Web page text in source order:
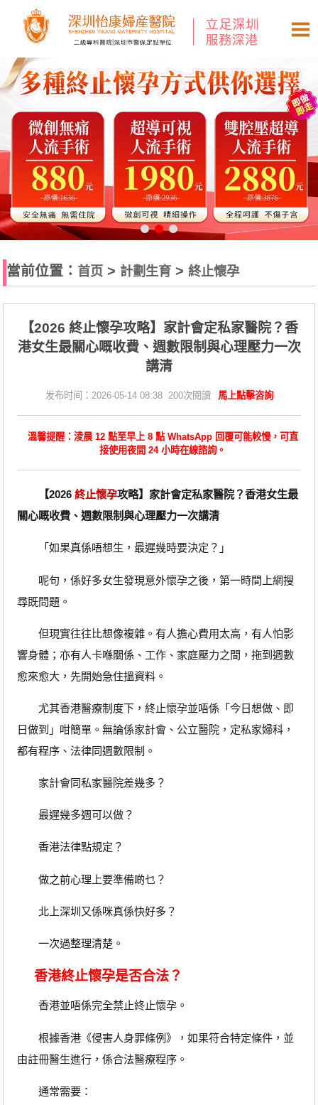
當前位置： 首页 > 計劃生育 >終止懷孕
【2026 終止懷孕攻略】家計會定私家醫院？香
港女生最關心嘅收費、週數限制與心理壓力一次
講清
发布时间：2026-05-14 08:38 200次閱讀 馬上點擊咨詢
溫馨提醒：淩晨 12 點至早上 8 點 WhatsApp 回覆可能較慢，可直
接使用夜間 24 小時在線諮詢。
【2026 終止懷孕攻略】家計會定私家醫院？香港女生最
關心嘅收費、週數限制與心理壓力一次講清
「如果真係唔想生，最遲幾時要決定？」
呢句，係好多女生發現意外懷孕之後，第一時間上網搜
尋既問題。
但現實往往比想像複雜。有人擔心費用太高，有人怕影
響身體；亦有人卡喺關係、工作、家庭壓力之間，拖到週數
愈來愈大，先開始急住搵資料。
尤其香港醫療制度下，終止懷孕並唔係「今日想做、即
日做到」咁簡單。無論係家計會、公立醫院，定私家婦科，
都有程序、法律同週數限制。
家計會同私家醫院差幾多？
最遲幾多週可以做？
香港法律點規定？
做之前心理上要準備啲乜？
北上深圳又係咪真係快好多？
一次過整理清楚。
香港終止懷孕是否合法？
香港並唔係完全禁止終止懷孕。
根據香港《侵害人身罪條例》，如果符合特定條件，並
由註冊醫生進行，係合法醫療程序。
通常需要：